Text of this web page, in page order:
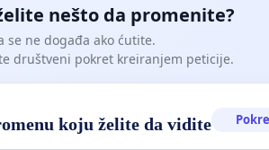
nešto da promenite?
se ne događa ako ćutite.
društveni pokret kreiranjem peticije.
koju želite da vidite